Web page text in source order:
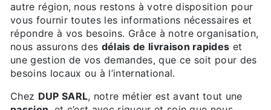
autre région, nous restons à votre disposition pour
vous fournir toutes les informations nécessaires et
répondre à vos besoins. Grâce à notre organisation,
nous assurons des délais de livraison rapides et
une gestion de vos demandes, que ce soit pour des
besoins locaux ou à l’international.
Chez DUP SARL, notre métier est avant tout une